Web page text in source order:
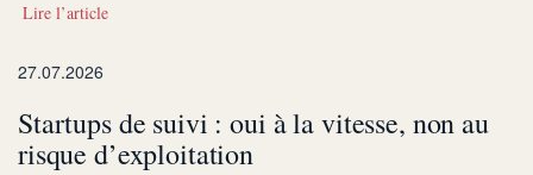
Lire l’article
27.07.2026
Startups de suivi : oui à la vitesse, non au
risque d’exploitation